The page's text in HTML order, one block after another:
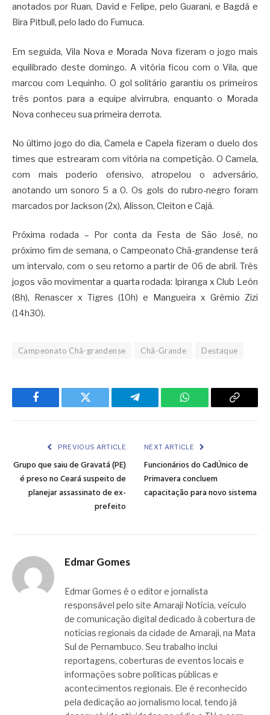
anotados por Ruan, David e Felipe, pelo Guarani, e Bagdá e
Bira Pitbull, pelo lado do Fumuca.
Em seguida, Vila Nova e Morada Nova fizeram o jogo mais
equilibrado deste domingo. A vitória ficou com o Vila, que
marcou com Lequinho. O gol solitário garantiu os primeiros
três pontos para a equipe alvirrubra, enquanto o Morada
Nova conheceu sua primeira derrota.
No último jogo do dia, Camela e Capela fizeram o duelo dos
times que estrearam com vitória na competição. O Camela,
com mais poderio ofensivo, atropelou o adversário,
anotando um sonoro 5 a 0. Os gols do rubro-negro foram
marcados por Jackson (2x), Alisson, Cleiton e Cajá.
Próxima rodada – Por conta da Festa de São José, no
próximo fim de semana, o Campeonato Chã-grandense terá
um intervalo, com o seu retorno a partir de 06 de abril. Três
jogos vão movimentar a quarta rodada: Ipiranga x Club León
(8h), Renascer x Tigres (10h) e Mangueira x Grêmio Zizi
(14h30).
Campeonato Chã-grandense Chã-Grande Destaque
Facebook Twitter Telegram WhatsApp Copy
PREVIOUS ARTICLE
Grupo que saiu de Gravatá (PE)
é preso no Ceará suspeito de
planejar assassinato de ex-
prefeito
NEXT ARTICLE
Funcionários do CadÚnico de
Primavera concluem
capacitação para novo sistema
Edmar Gomes
Edmar Gomes é o editor e jornalista
responsável pelo site Amaraji Notícia, veículo
de comunicação digital dedicado à cobertura de
notícias regionais da cidade de Amaraji, na Mata
Sul de Pernambuco. Seu trabalho inclui
reportagens, coberturas de eventos locais e
informações sobre políticas públicas e
acontecimentos regionais. Ele é reconhecido
pela dedicação ao jornalismo local, tendo já